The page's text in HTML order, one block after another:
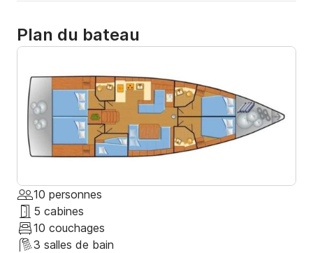
Plan du bateau
10 personnes
5 cabines
10 couchages
3 salles de bain